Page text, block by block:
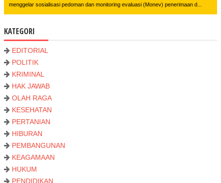
menggelar sosialisasi pedoman dan monitoring evaluasi (Monev) penerimaan d...
KATEGORI
EDITORIAL
POLITIK
KRIMINAL
HAK JAWAB
OLAH RAGA
KESEHATAN
PERTANIAN
HIBURAN
PEMBANGUNAN
KEAGAMAAN
HUKUM
PENDIDIKAN